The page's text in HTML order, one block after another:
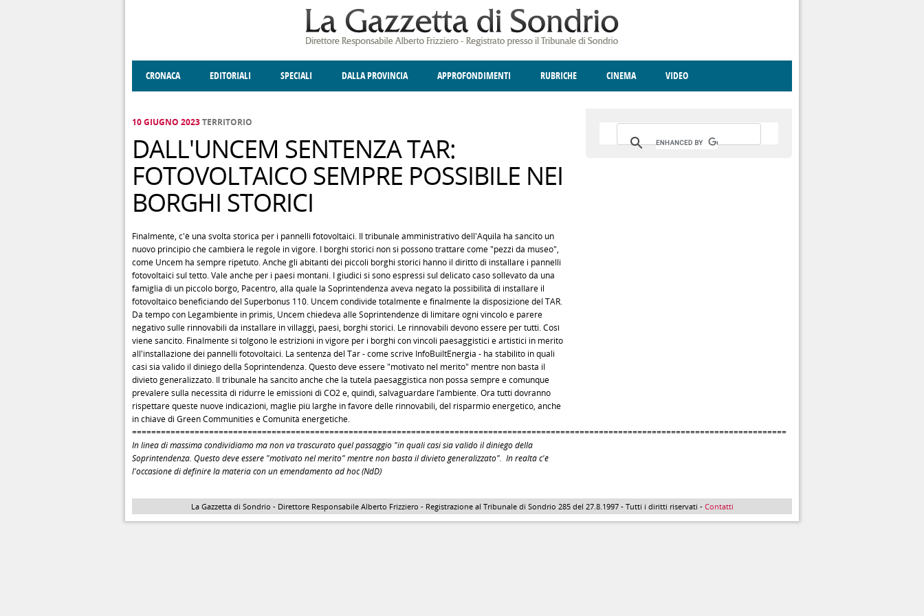
CRONACA EDITORIALI SPECIALI DALLA PROVINCIA APPROFONDIMENTI RUBRICHE CINEMA VIDEO
10 GIUGNO 2023TERRITORIO
DALL'UNCEM SENTENZA TAR:
FOTOVOLTAICO SEMPRE POSSIBILE NEI
BORGHI STORICI
Finalmente, c'è una svolta storica per i pannelli fotovoltaici. Il tribunale amministrativo dell'Aquila ha sancito un
nuovo principio che cambierà le regole in vigore. I borghi storici non si possono trattare come "pezzi da museo",
come Uncem ha sempre ripetuto. Anche gli abitanti dei piccoli borghi storici hanno il diritto di installare i pannelli
fotovoltaici sul tetto. Vale anche per i paesi montani. I giudici si sono espressi sul delicato caso sollevato da una
famiglia di un piccolo borgo, Pacentro, alla quale la Soprintendenza aveva negato la possibilità di installare il
fotovoltaico beneficiando del Superbonus 110. Uncem condivide totalmente e finalmente la disposizione del TAR.
Da tempo con Legambiente in primis, Uncem chiedeva alle Soprintendenze di limitare ogni vincolo e parere
negativo sulle rinnovabili da installare in villaggi, paesi, borghi storici. Le rinnovabili devono essere per tutti. Così
viene sancito. Finalmente si tolgono le estrizioni in vigore per i borghi con vincoli paesaggistici e artistici in merito
all'installazione dei pannelli fotovoltaici. La sentenza del Tar - come scrive InfoBuiltEnergia - ha stabilito in quali
casi sia valido il diniego della Soprintendenza. Questo deve essere "motivato nel merito" mentre non basta il
divieto generalizzato. Il tribunale ha sancito anche che la tutela paesaggistica non possa sempre e comunque
prevalere sulla necessità di ridurre le emissioni di CO2 e, quindi, salvaguardare l’ambiente. Ora tutti dovranno
rispettare queste nuove indicazioni, maglie più larghe in favore delle rinnovabili, del risparmio energetico, anche
in chiave di Green Communities e Comunità energetiche.
========================================================================================================================================
In linea di massima condividiamo ma non va trascurato quel passaggio "in quali casi sia valido il diniego della
Soprintendenza. Questo deve essere "motivato nel merito" mentre non basta il divieto generalizzato". In realtà c'è
l'occasione di definire la materia con un emendamento ad hoc (NdD)
La Gazzetta di Sondrio - Direttore Responsabile Alberto Frizziero - Registrazione al Tribunale di Sondrio 285 del 27.8.1997 - Tutti i diritti riservati - Contatti